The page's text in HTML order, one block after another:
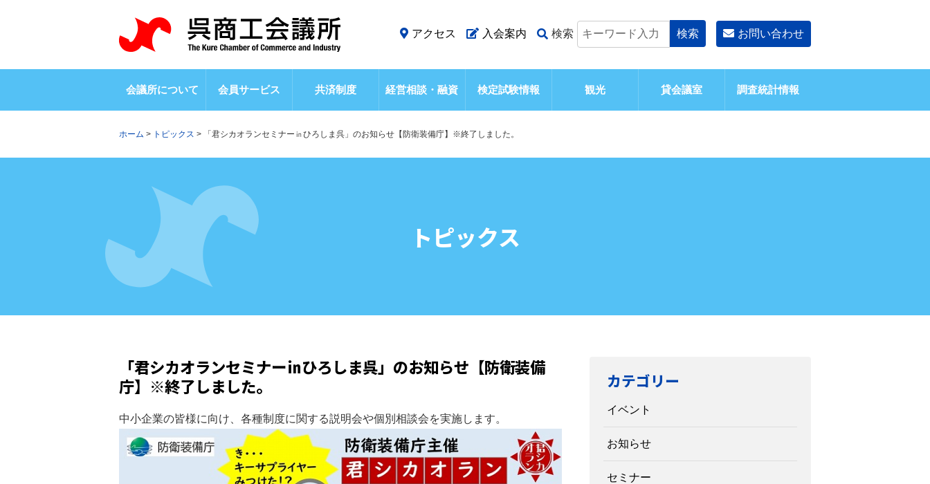
アクセス 入会案内 検索 お問い合わせ
会議所について 会員サービス 共済制度 経営相談・融資 検定試験情報 観光 貸会議室 調査統計情報
ホーム > トピックス > 「君シカオランセミナー㏌ひろしま呉」のお知らせ【防衛装備庁】※終了しました。
トピックス
「君シカオランセミナー㏌ひろしま呉」のお知らせ【防衛装備
庁】※終了しました。
中小企業の皆様に向け、各種制度に関する説明会や個別相談会を実施します。
カテゴリー
イベント
お知らせ
セミナー